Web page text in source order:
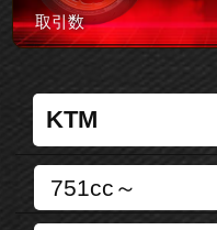
取引数